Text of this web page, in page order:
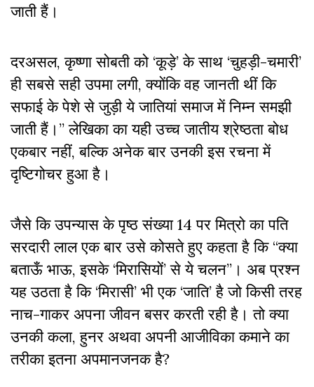
जाती हैं।
दरअसल, कृष्णा सोबती को ‘कूड़े’ के साथ ‘चुहड़ी-चमारी’
ही सबसे सही उपमा लगी, क्योंकि वह जानती थीं कि
सफाई के पेशे से जुड़ी ये जातियां समाज में निम्न समझी
जाती हैं।” लेखिका का यही उच्च जातीय श्रेष्ठता बोध
एकबार नहीं, बल्कि अनेक बार उनकी इस रचना में
दृष्टिगोचर हुआ है।
जैसे कि उपन्यास के पृष्ठ संख्या 14 पर मित्रो का पति
सरदारी लाल एक बार उसे कोसते हुए कहता है कि “क्या
बताऊँ भाऊ, इसके ‘मिरासियों’ से ये चलन”। अब प्रश्न
यह उठता है कि ‘मिरासी’ भी एक ‘जाति’ है जो किसी तरह
नाच-गाकर अपना जीवन बसर करती रही है। तो क्या
उनकी कला, हुनर अथवा अपनी आजीविका कमाने का
तरीका इतना अपमानजनक है?